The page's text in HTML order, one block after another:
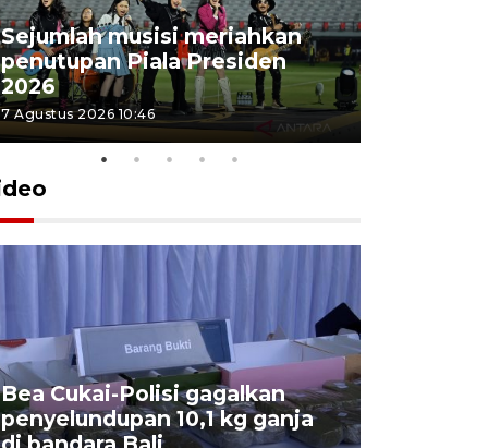
Sejumlah musisi meriahkan
penutupan Piala Presiden
2026
7 Agustus 2026 10:46
Bea Cukai-Polisi gagalkan
penyelundupan 10,1 kg ganja